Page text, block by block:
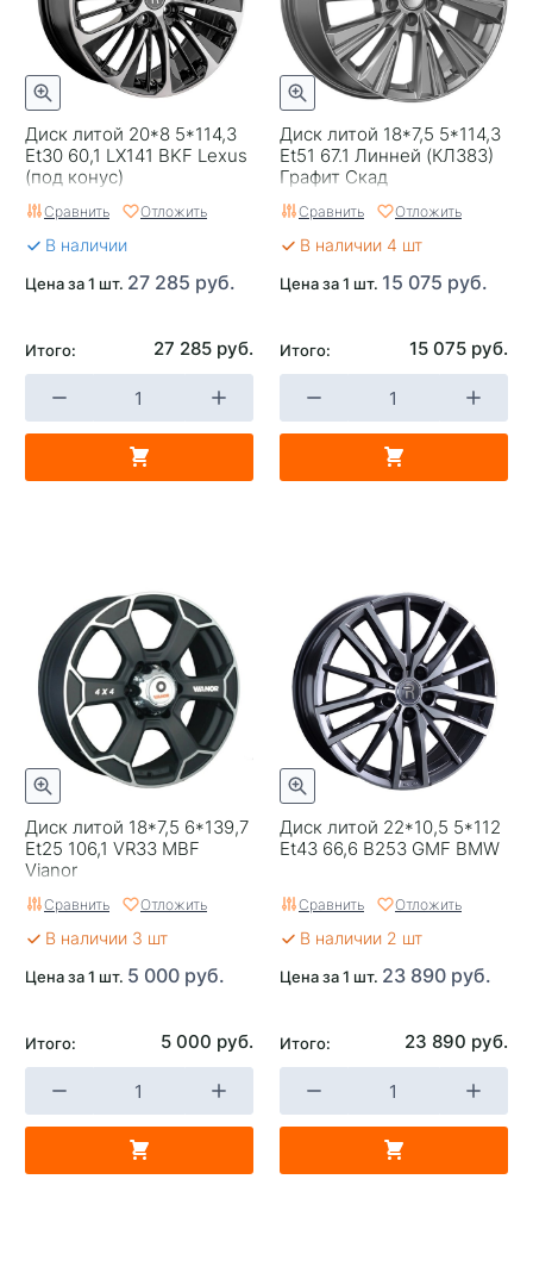
Страна изготовителя
Китай
Replica
0
Завод изготовитель
Trebl
Диск литой 20*8 5*114,3
Et30 60,1 LX141 BKF Lexus
(под конус)
Сравнить Отложить
В наличии
Цена за 1 шт. 27 285 руб.
Итого: 27 285 руб.
Диск литой 18*7,5 5*114,3
Et51 67.1 Линней (КЛ383)
Графит Скад
Сравнить Отложить
В наличии 4 шт
Цена за 1 шт. 15 075 руб.
Итого: 15 075 руб.
Диск литой 18*7,5 6*139,7
Et25 106,1 VR33 MBF
Vianor
Сравнить Отложить
В наличии 3 шт
Цена за 1 шт. 5 000 руб.
Итого: 5 000 руб.
Диск литой 22*10,5 5*112
Et43 66,6 B253 GMF BMW
Сравнить Отложить
В наличии 2 шт
Цена за 1 шт. 23 890 руб.
Итого: 23 890 руб.